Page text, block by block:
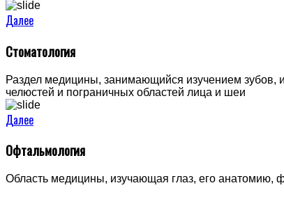
Далее
Стоматология
Раздел медицины, занимающийся изучением зубов,
челюстей и пограничных областей лица и шеи
Далее
Офтальмология
Область медицины, изучающая глаз, его анатомию,